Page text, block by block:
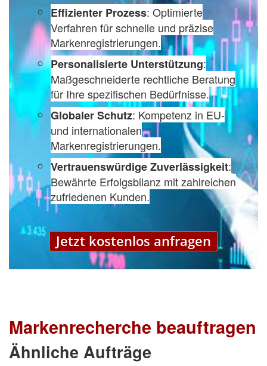
Effizienter Prozess: Optimierte
Verfahren für schnelle und präzise
Markenregistrierungen.
Personalisierte Unterstützung:
Maßgeschneiderte rechtliche Beratung
für Ihre spezifischen Bedürfnisse.
Globaler Schutz: Kompetenz in EU-
und internationalen
Markenregistrierungen.
Vertrauenswürdige Zuverlässigkeit:
Bewährte Erfolgsbilanz mit zahlreichen
zufriedenen Kunden.
Jetzt kostenlos anfragen
Markenrecherche beauftragen
Ähnliche Aufträge